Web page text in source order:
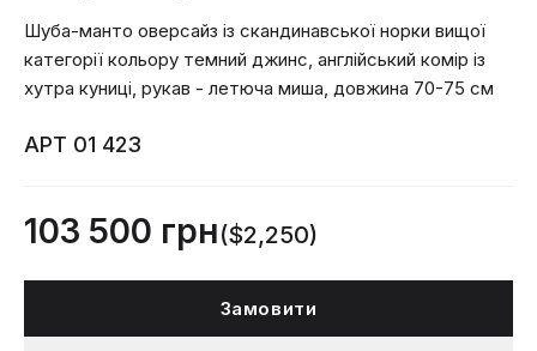
Шуба-манто оверсайз із скандинавської норки вищої
категорії кольору темний джинс, англійський комір із
хутра куниці, рукав - летюча миша, довжина 70-75 см
АРТ 01 423
103 500 грн($2,250)
Замовити